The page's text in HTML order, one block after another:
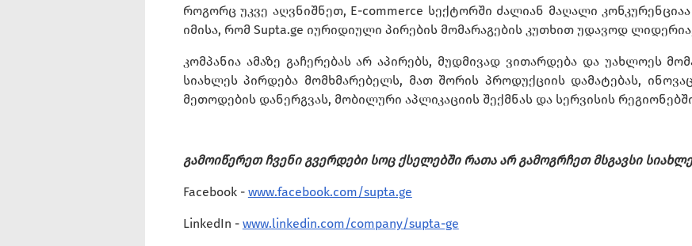
როგორც უკვე აღვნიშნეთ, E-commerce სექტორში ძალიან მაღალი
იმისა, რომ Supta.ge იურიდიული პირების მომარაგების კუთხით უდავოდ
კომპანია ამაზე გაჩერებას არ აპირებს, მუდმივად ვითარდება და უახლოეს
სიახლეს პირდება მომხმარებელს, მათ შორის პროდუქციის დამატებას,
მეთოდების დანერგვას, მობილური აპლიკაციის შექმნას და სერვისის
გამოიწერეთ ჩვენი გვერდები სოც ქსელებში რათა არ გამოგრჩეთ მსგავსი
Facebook - www.facebook.com/supta.ge
LinkedIn - www.linkedin.com/company/supta-ge